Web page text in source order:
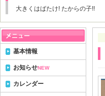
大きくはばたけ! たからの子!!
基本情報
お知らせNEW
カレンダー